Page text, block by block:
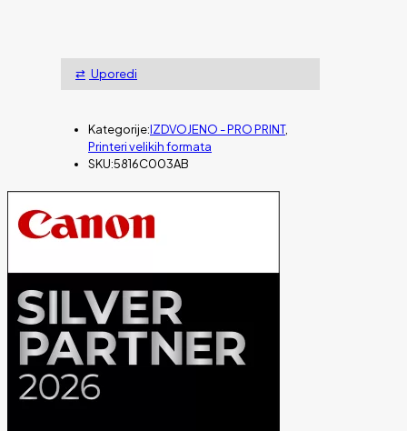
Uporedi
Kategorije:IZDVOJENO - PRO PRINT,
Printeri velikih formata
SKU:5816C003AB